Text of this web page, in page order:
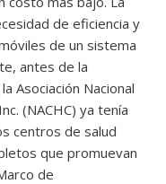
de eficiencia y
de un sistema
antes de la
Asociación Nacional
(NACHC) ya tenía
centros de salud
que promuevan
de